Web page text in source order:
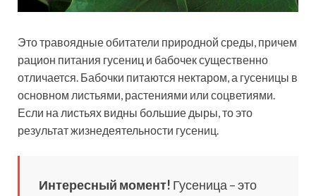
Это травоядные обитатели природной среды, причем
рацион питания гусениц и бабочек существенно
отличается. Бабочки питаются нектаром, а гусеницы в
основном листьями, растениями или соцветиями.
Если на листьях видны большие дыры, то это
результат жизнедеятельности гусениц.
Интересный момент! Гусеница – это